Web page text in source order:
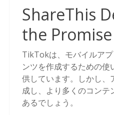
ShareThis
the
Cookieless
Solutions
TikTokは、モバイルア
ンツを作成するための
供しています。しかし
成し、より多くのコンテ
あるでしょう。